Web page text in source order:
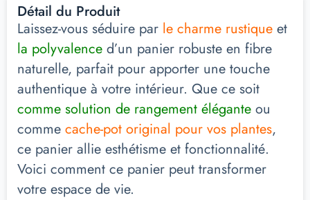
Détail du Produit
Laissez-vous séduire par le charme rustique et
la polyvalence d’un panier robuste en fibre
naturelle, parfait pour apporter une touche
authentique à votre intérieur. Que ce soit
comme solution de rangement élégante ou
comme cache-pot original pour vos plantes,
ce panier allie esthétisme et fonctionnalité.
Voici comment ce panier peut transformer
votre espace de vie.